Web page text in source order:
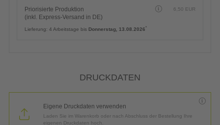
Priorisierte Produktion
(inkl. Express-Versand in DE)
6,50 EUR
Lieferung: 4 Arbeitstage bis Donnerstag, 13.08.2026*
DRUCKDATEN
Eigene Druckdaten verwenden
Laden Sie im Warenkorb oder nach Abschluss der Bestellung Ihre
eigenen Druckdaten hoch.